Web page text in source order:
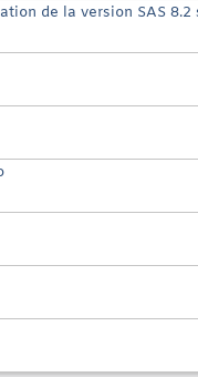
de la version SAS 8.2